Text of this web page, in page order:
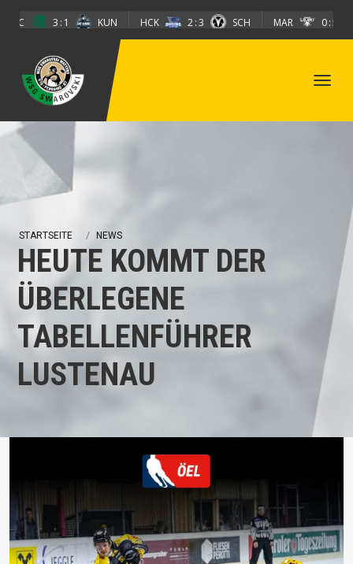
3 1 KUN HCK 2 3 SCH MAR 0 5
STARTSEITE NEWS
HEUTE KOMMT DER
ÜBERLEGENE
TABELLENFÜHRER
LUSTENAU